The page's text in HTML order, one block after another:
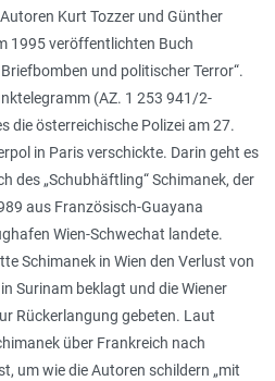
Kurt Tozzer und Günther
1995 veröffentlichten Buch
und politischer Terror“.
(AZ. 1 253 941/2-
die österreichische Polizei am 27.
in Paris verschickte. Darin geht es
des „Schubhäftling“ Schimanek, der
aus Französisch-Guayana
Wien-Schwechat landete.
Schimanek in Wien den Verlust von
Surinam beklagt und die Wiener
Rückerlangung gebeten. Laut
über Frankreich nach
um wie die Autoren schildern „mit